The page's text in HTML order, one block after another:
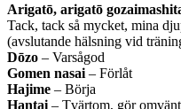
Arigatō, arigatō
Tack, tack så mycket, mina
(avslutande hälsning vid
Dōzo – Varsågod
Gomen nasai – Förlåt
Hajime – Börja
Hantai – Tvärtom, gör